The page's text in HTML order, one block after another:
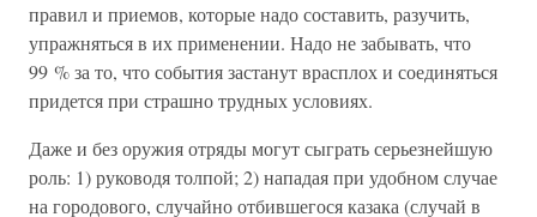
правил и приемов, которые надо составить, разучить,
упражняться в их применении. Надо не забывать, что
99 % за то, что события застанут врасплох и соединяться
придется при страшно трудных условиях.
Даже и без оружия отряды могут сыграть серьезнейшую
роль: 1) руководя толпой; 2) нападая при удобном случае
на городового, случайно отбившегося казака (случай в